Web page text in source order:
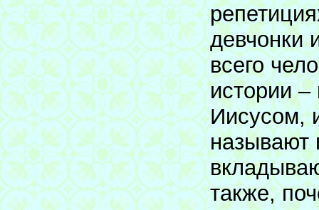
девчонки
всего
истории
Иисусом,
называют
также,